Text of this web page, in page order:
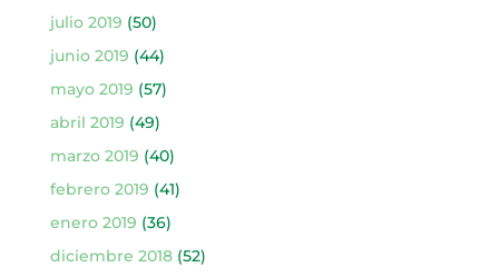
julio 2019 (50)
junio 2019 (44)
mayo 2019 (57)
abril 2019 (49)
marzo 2019 (40)
febrero 2019 (41)
enero 2019 (36)
diciembre 2018(52)